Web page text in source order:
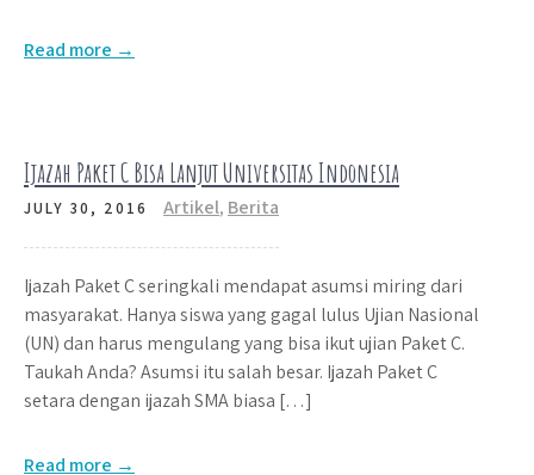
Read more →
Ijazah Paket C Bisa Lanjut Universitas Indonesia
JULY 30, 2016 Artikel, Berita
Ijazah Paket C seringkali mendapat asumsi miring dari
masyarakat. Hanya siswa yang gagal lulus Ujian Nasional
(UN) dan harus mengulang yang bisa ikut ujian Paket C.
Taukah Anda? Asumsi itu salah besar. Ijazah Paket C
setara dengan ijazah SMA biasa […]
Read more →